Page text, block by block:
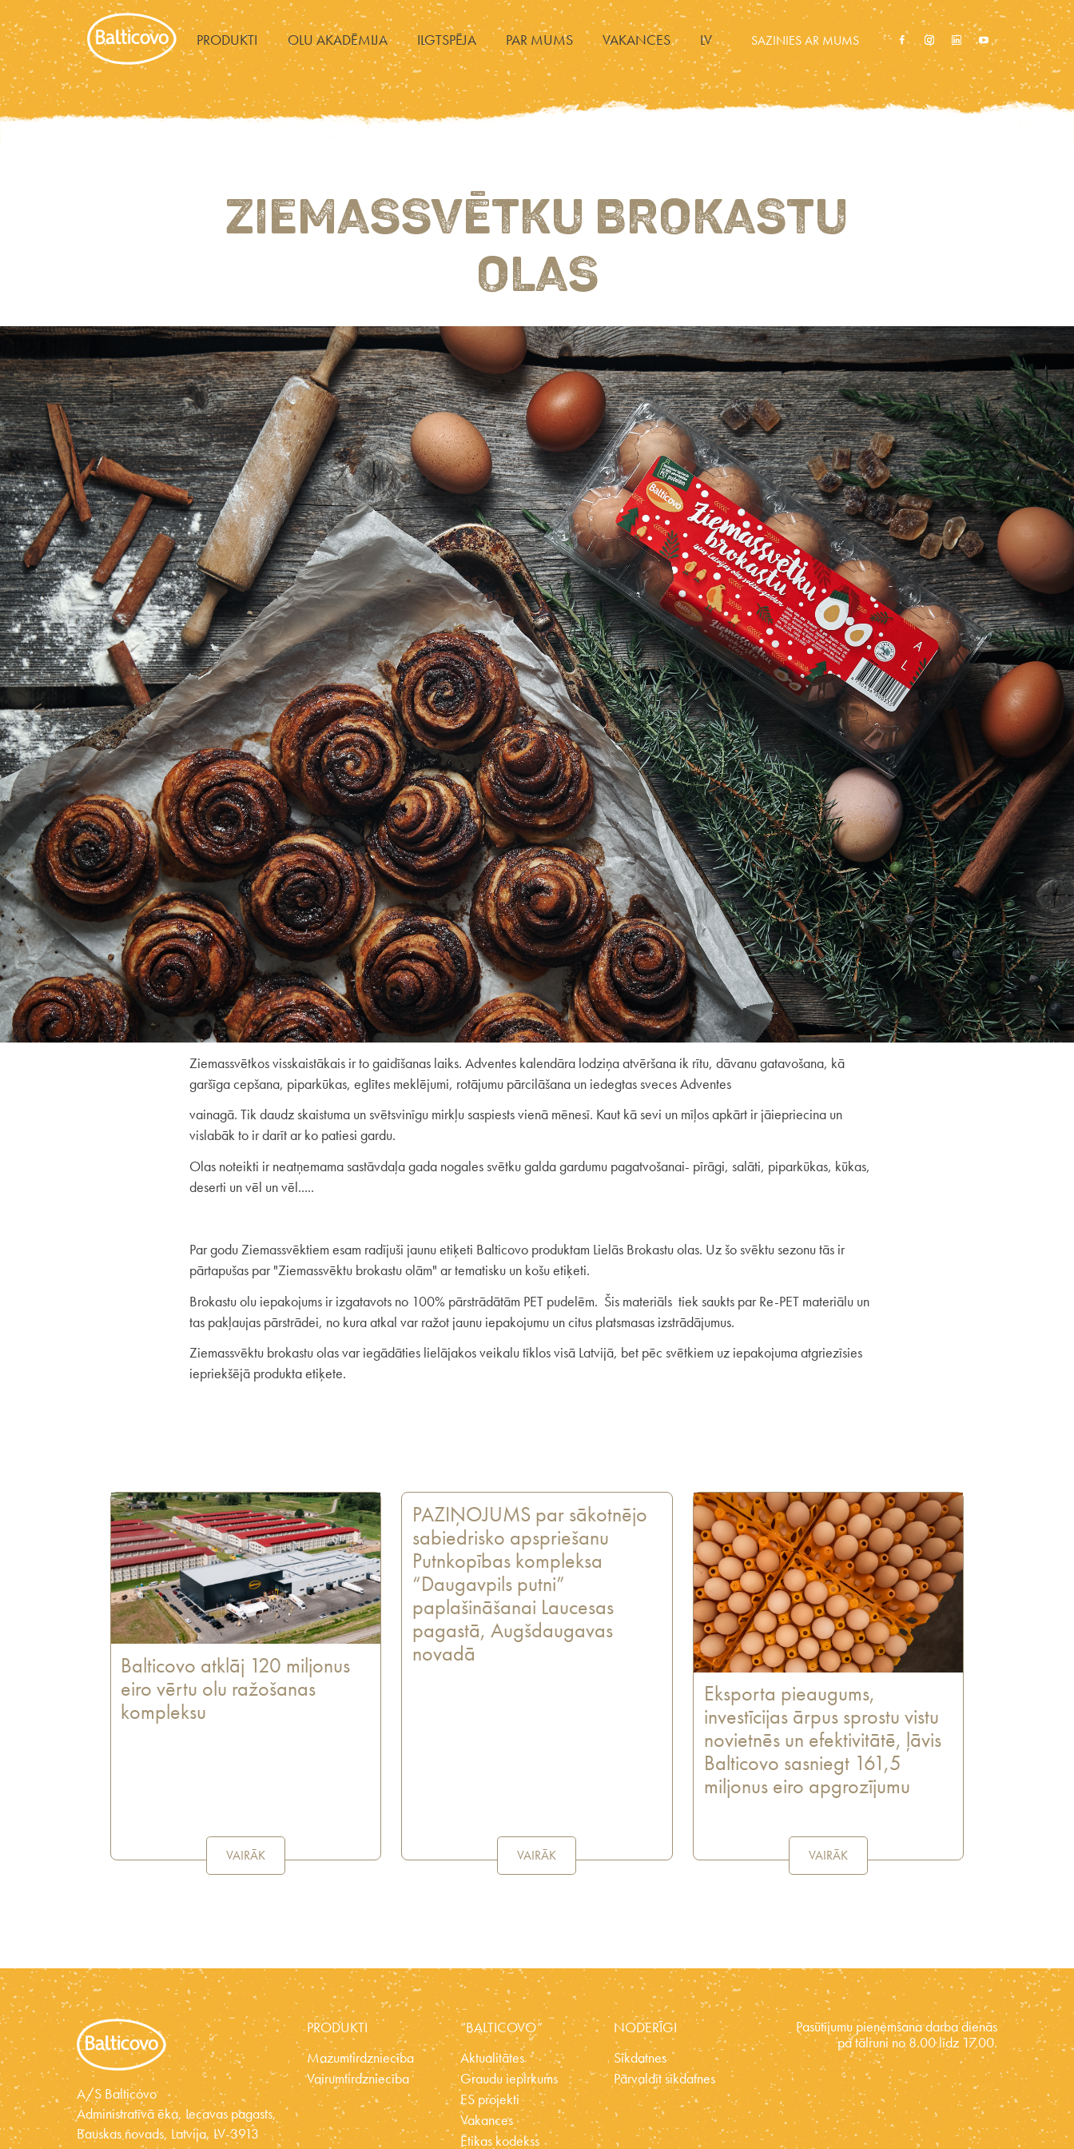
PRODUKTI OLU AKADĒMIJA ILGTSPĒJA PAR MUMS VAKANCES LV SAZINIES AR MUMS
ZIEMASSVĒTKU BROKASTU
OLAS
Ziemassvētkos visskaistākais ir to gaidīšanas laiks. Adventes kalendāra lodziņa atvēršana ik rītu, dāvanu gatavošana, kā
garšīga cepšana, piparkūkas, eglītes meklējumi, rotājumu pārcilāšana un iedegtas sveces Adventes
vainagā. Tik daudz skaistuma un svētsvinīgu mirkļu saspiests vienā mēnesī. Kaut kā sevi un mīļos apkārt ir jāiepriecina un
vislabāk to ir darīt ar ko patiesi gardu.
Olas noteikti ir neatņemama sastāvdaļa gada nogales svētku galda gardumu pagatvošanai- pīrāgi, salāti, piparkūkas, kūkas,
deserti un vēl un vēl.....
Par godu Ziemassvēktiem esam radījuši jaunu etiķeti Balticovo produktam Lielās Brokastu olas. Uz šo svēktu sezonu tās ir
pārtapušas par "Ziemassvēktu brokastu olām" ar tematisku un košu etiķeti.
Brokastu olu iepakojums ir izgatavots no 100% pārstrādātām PET pudelēm. Šis materiāls tiek saukts par Re-PET materiālu un
tas pakļaujas pārstrādei, no kura atkal var ražot jaunu iepakojumu un citus platsmasas izstrādājumus.
Ziemassvēktu brokastu olas var iegādāties lielājakos veikalu tīklos visā Latvijā, bet pēc svētkiem uz iepakojuma atgriezīsies
iepriekšējā produkta etiķete.
Balticovo atklāj 120 miljonus
eiro vērtu olu ražošanas
kompleksu
VAIRĀK
PAZIŅOJUMS par sākotnējo
sabiedrisko apspriešanu
Putnkopības kompleksa
“Daugavpils putni”
paplašināšanai Laucesas
pagastā, Augšdaugavas
novadā
VAIRĀK
Eksporta pieaugums,
investīcijas ārpus sprostu vistu
novietnēs un efektivitātē, ļāvis
Balticovo sasniegt 161,5
miljonus eiro apgrozījumu
VAIRĀK
A/S Balticovo
Administratīvā ēka, Iecavas pagasts,
Bauskas novads, Latvija, LV-3913
PRODUKTI
Mazumtirdzniecība
Vairumtirdzniecība
“BALTICOVO”
Aktualitātes
Graudu iepirkums
ES projekti
Vakances
Ētikas kodekss
NODERĪGI
Sīkdatnes
Pārvaldīt sīkdatnes
Pasūtījumu pieņemšana darba dienās
pa tālruni no 8.00 līdz 17.00.